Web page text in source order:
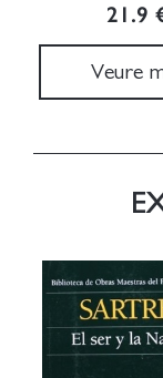
21.9
Veure